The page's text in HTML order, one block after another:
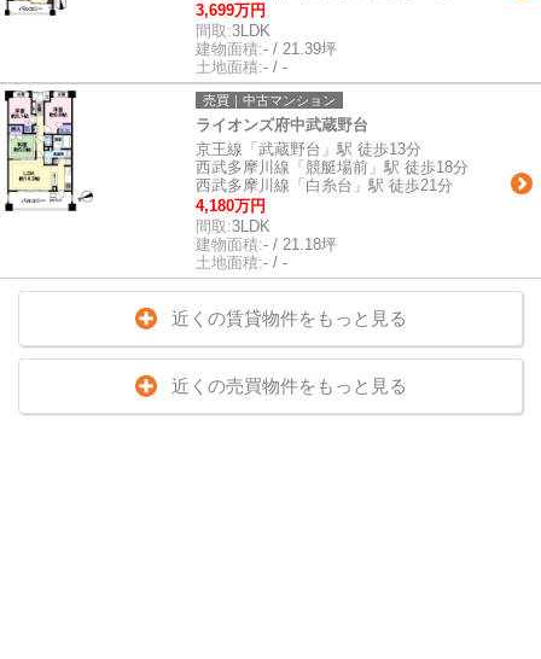
3,699万円
間取:3LDK
建物面積:- / 21.39坪
土地面積:- / -
売買｜中古マンション
ライオンズ府中武蔵野台
京王線「武蔵野台」駅 徒歩13分
西武多摩川線「競艇場前」駅 徒歩18分
西武多摩川線「白糸台」駅 徒歩21分
4,180万円
間取:3LDK
建物面積:- / 21.18坪
土地面積:- / -
近くの賃貸物件をもっと見る
近くの売買物件をもっと見る